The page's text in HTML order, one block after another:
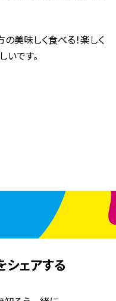
美味しく食べる！楽しく
いです。
ェアする